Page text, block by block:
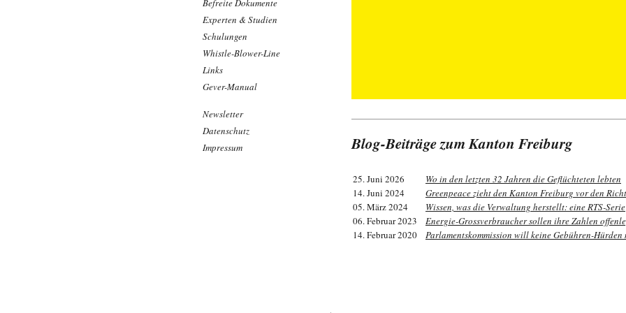
Befreite Dokumente
Experten & Studien
Schulungen
Whistle-Blower-Line
Links
Gever-Manual
Newsletter
Datenschutz
Impressum
Blog-Beiträge zum Kanton Freiburg
25. Juni 2026
Wo in den letzten 32 Jahren die Geflüchteten lebten
14. Juni 2024
Greenpeace zieht den Kanton Freiburg vor den
05. März 2024
Wissen, was die Verwaltung herstellt: eine RTS-Serie
06. Februar 2023
Energie-Grossverbraucher sollen ihre Zahlen
14. Februar 2020
Parlamentskommission will keine Gebühren-Hürden